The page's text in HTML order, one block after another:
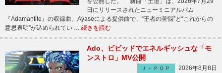
日にリリースされたニューミニアルバム
『Adamantite』の収録曲。Ayaseによる提供曲で、“王者の苦悩”と“これからの
意思表明”が込められてい … 続きを読む
Ado、ビビッドでエネルギッシュな「モ
ンストロ」MV公開
Ｊ－ＰＯＰ
2026年8月8日